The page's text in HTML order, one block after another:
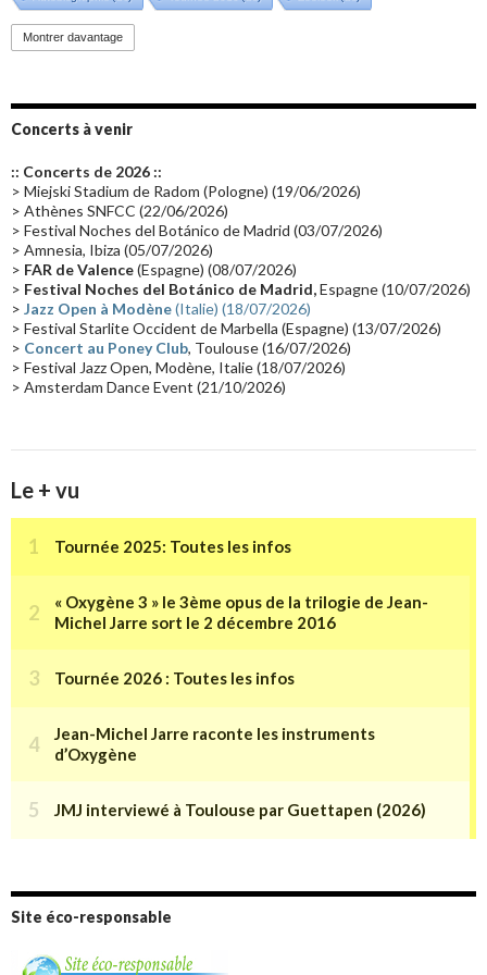
Promo 2019(23)
Groupe de Recherche Musicale
Passages radio Vidéo Jarrecast (16) Synthé 80's
Les concerts en Chine(16) Cinéma
Synthé Roland(15) Belgique(15)
(14) Astronomie (14) (14)
Tournée 2025(14) 2024(14) Chine(13)
Montrer davantage
Concerts à venir
:: Concerts de 2026 ::
> Miejski Stadium de Radom (Pologne) (19/06/2026)
> Athènes SNFCC (22/06/2026)
> Festival Noches del Botánico de Madrid (03/07/2026)
> Amnesia, Ibiza (05/07/2026)
> FAR de Valence(Espagne) (08/07/2026)
> Festival Noches del Botánico de Madrid,Espagne (10/07/2026)
> Jazz Open à Modène(Italie) (18/07/2026)
> Festival Starlite Occident de Marbella (Espagne) (13/07/2026)
> Concert au Poney Club, Toulouse (16/07/2026)
> Festival Jazz Open, Modène, Italie (18/07/2026)
> Amsterdam Dance Event (21/10/2026)
Le + vu
Site éco-responsable